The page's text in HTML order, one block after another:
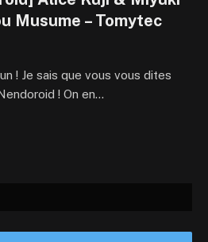
Musume – Tomytec
! Je sais que vous vous dites
! On en…